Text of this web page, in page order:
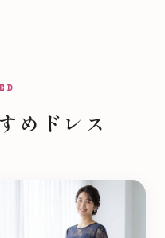
めドレス